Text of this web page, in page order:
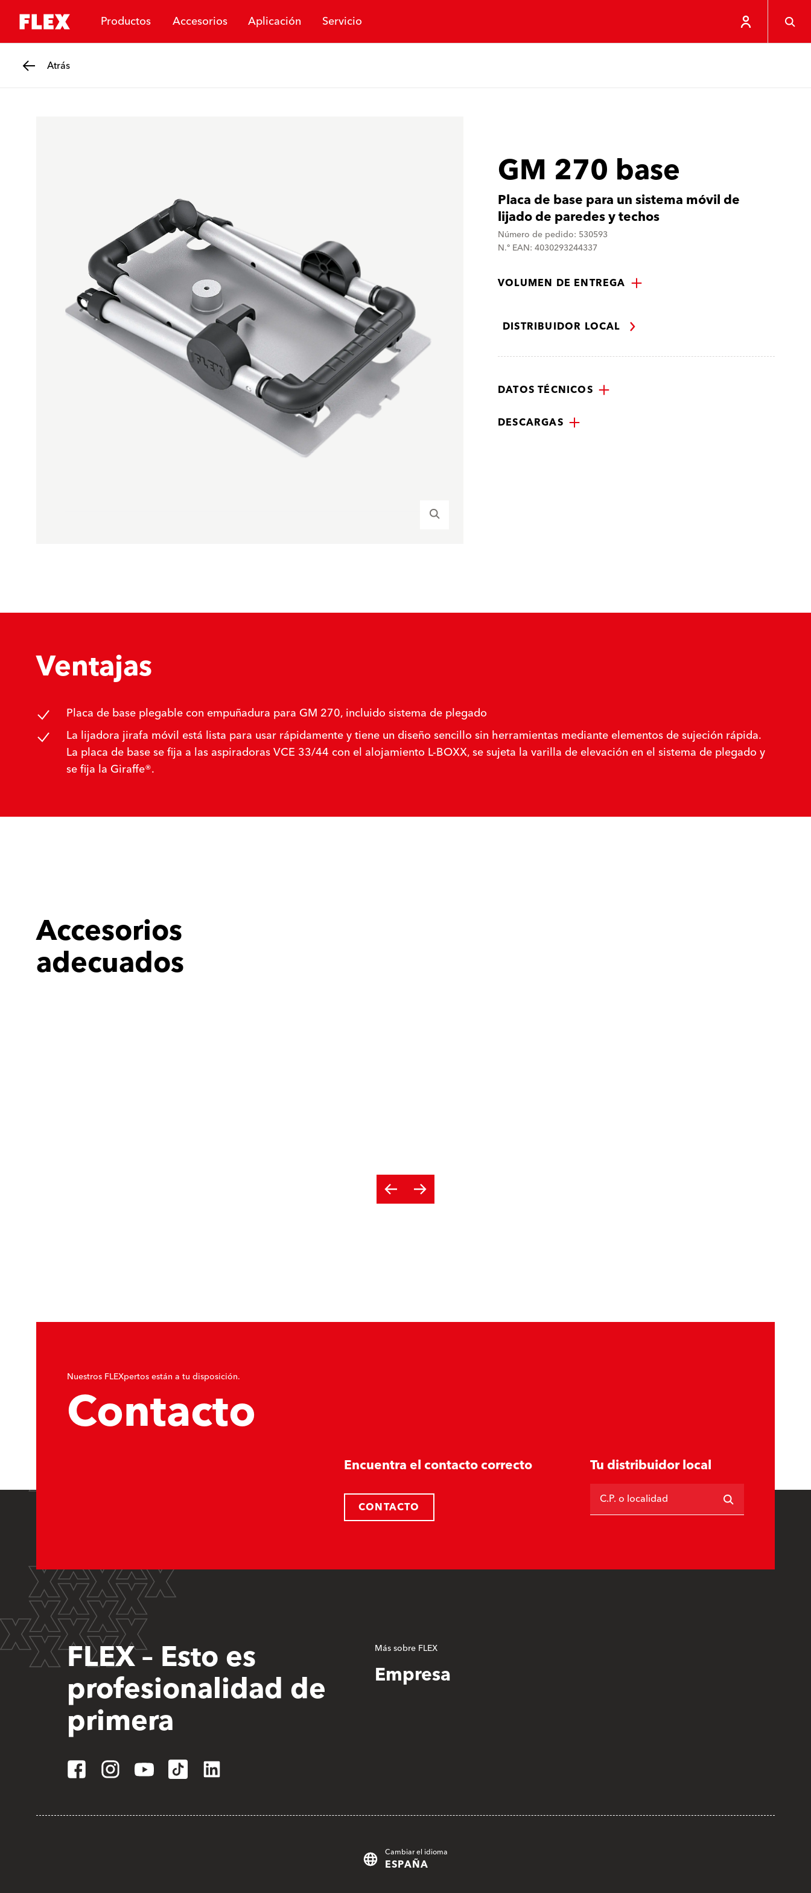
Productos Accesorios Aplicación Servicio
Atrás
GM 270 base
Placa de base para un sistema móvil de
lijado de paredes y techos
Número de pedido: 530593
N.º EAN: 4030293244337
VOLUMEN DE ENTREGA
DISTRIBUIDOR LOCAL
DATOS TÉCNICOS
DESCARGAS
Ventajas
Placa de base plegable con empuñadura para GM 270, incluido sistema de plegado
La lijadora jirafa móvil está lista para usar rápidamente y tiene un diseño sencillo sin herramientas mediante elementos de sujeción rápida.
La placa de base se fija a las aspiradoras VCE 33/44 con el alojamiento L-BOXX, se sujeta la varilla de elevación en el sistema de plegado y
se fija la Giraffe®.
Accesorios
adecuados
Nuestros FLEXpertos están a tu disposición.
Contacto
Encuentra el contacto correcto
CONTACTO
Tu distribuidor local
C.P. o localidad
FLEX – Esto es
profesionalidad de
primera
Más sobre FLEX
Empresa
Cambiar el idioma
ESPAÑA